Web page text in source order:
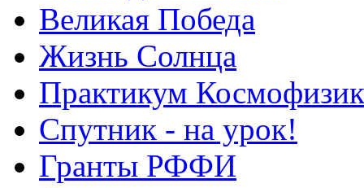
Великая Победа
Жизнь Солнца
Практикум
Спутник - на урок!
Гранты РФФИ